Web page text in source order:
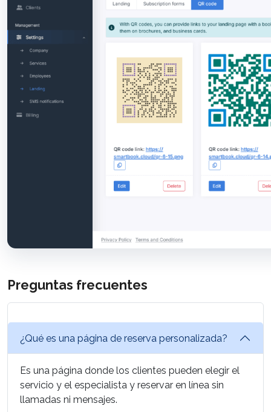
Preguntas frecuentes
¿Qué es una página de reserva personalizada?
Es una página donde los clientes pueden elegir el
servicio y el especialista y reservar en línea sin
llamadas ni mensajes.